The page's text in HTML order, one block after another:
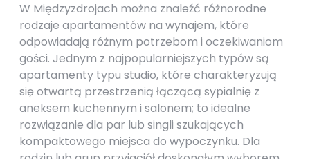
W Międzyzdrojach można znaleźć różnorodne
rodzaje apartamentów na wynajem, które
odpowiadają różnym potrzebom i oczekiwaniom
gości. Jednym z najpopularniejszych typów są
apartamenty typu studio, które charakteryzują
się otwartą przestrzenią łączącą sypialnię z
aneksem kuchennym i salonem; to idealne
rozwiązanie dla par lub singli szukających
kompaktowego miejsca do wypoczynku. Dla